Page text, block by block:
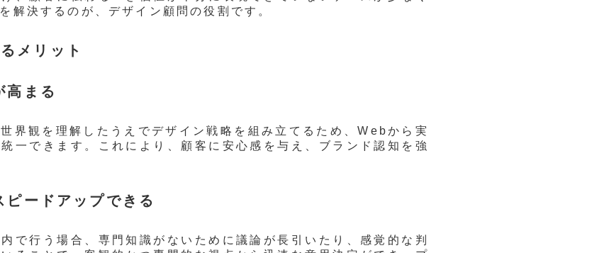
解決するのが、デザイン顧問の役割です。
メリット
高まる
界観を理解したうえでデザイン戦略を組み立てるため、Webから実
一できます。これにより、顧客に安心感を与え、ブランド認知を強
ードアップできる
で行う場合、専門知識がないために議論が長引いたり、感覚的な判